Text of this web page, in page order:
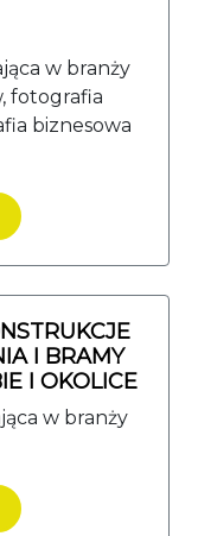
w branży
fotografia
biznesowa
I BRAMY
I OKOLICE
w branży